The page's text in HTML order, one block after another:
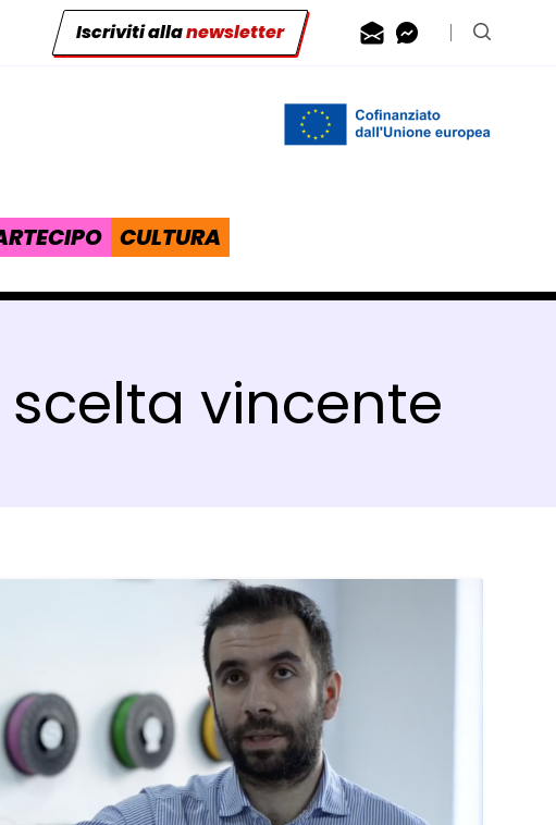
Iscriviti allanewsletter Contattaci via
Contattaci
Cerca
CULTURA
vincente